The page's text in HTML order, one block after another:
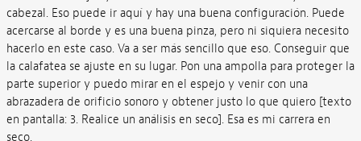
cabezal. Eso puede ir aquí y hay una buena configuración. Puede
acercarse al borde y es una buena pinza, pero ni siquiera necesito
hacerlo en este caso. Va a ser más sencillo que eso. Conseguir que
la calafatea se ajuste en su lugar. Pon una ampolla para proteger la
parte superior y puedo mirar en el espejo y venir con una
abrazadera de orificio sonoro y obtener justo lo que quiero [texto
en pantalla: 3. Realice un análisis en seco]. Esa es mi carrera en
seco.